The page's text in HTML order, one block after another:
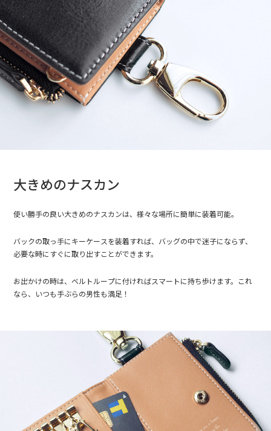
大きめのナスカン
使い勝手の良い大きめのナスカンは、様々な場所に簡単に装着可能。
バックの取っ手にキーケースを装着すれば、バッグの中で迷子にならず、
必要な時にすぐに取り出すことができます。
お出かけの時は、ベルトループに付ければスマートに持ち歩けます。これ
なら、いつも手ぶらの男性も満足！